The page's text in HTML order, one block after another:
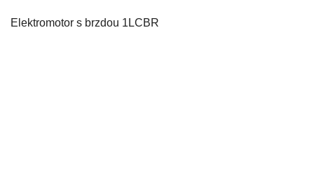
Elektromotor s brzdou 1LCBR